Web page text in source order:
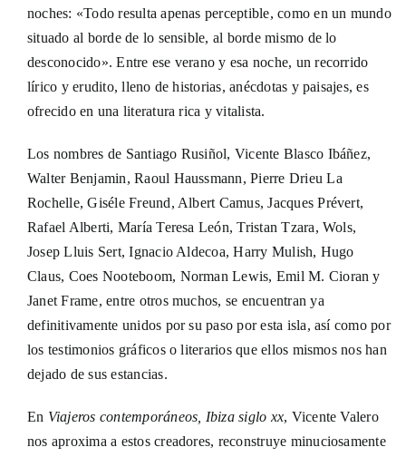
noches: «Todo resulta apenas perceptible, como en un mundo
situado al borde de lo sensible, al borde mismo de lo
desconocido». Entre ese verano y esa noche, un recorrido
lírico y erudito, lleno de historias, anécdotas y paisajes, es
ofrecido en una literatura rica y vitalista.
Los nombres de Santiago Rusiñol, Vicente Blasco Ibáñez,
Walter Benjamin, Raoul Haussmann, Pierre Drieu La
Rochelle, Giséle Freund, Albert Camus, Jacques Prévert,
Rafael Alberti, María Teresa León, Tristan Tzara, Wols,
Josep Lluis Sert, Ignacio Aldecoa, Harry Mulish, Hugo
Claus, Coes Nooteboom, Norman Lewis, Emil M. Cioran y
Janet Frame, entre otros muchos, se encuentran ya
definitivamente unidos por su paso por esta isla, así como por
los testimonios gráficos o literarios que ellos mismos nos han
dejado de sus estancias.
En Viajeros contemporáneos, Ibiza siglo xx, Vicente Valero
nos aproxima a estos creadores, reconstruye minuciosamente